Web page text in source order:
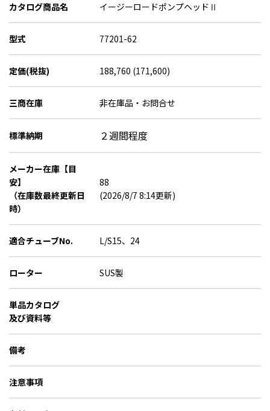
カタログ商品名 イージーロードポンプヘッドⅡ
型式 77201-62
定価(税抜) 188,760 (171,600)
三商在庫 非在庫品・お問合せ
標準納期 ２週間程度
メーカー在庫【目
安】
（在庫数最終更新日
時）
88
(2026/8/7 8:14更新)
適合チューブNo. L/S15、24
ローター SUS製
単品カタログ
及び資料等
備考
注意事項